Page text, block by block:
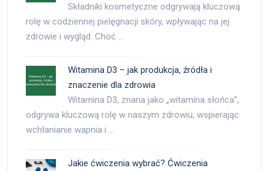
Składniki kosmetyczne odgrywają kluczową
rolę w codziennej pielęgnacji skóry, wpływając na jej
zdrowie i wygląd. Choć …
Witamina D3 – jak produkcja, źródła i
znaczenie dla zdrowia
Witamina D3, znana jako „witamina słońca”,
odgrywa kluczową rolę w naszym zdrowiu, wspierając
wchłanianie wapnia i …
Jakie ćwiczenia wybrać? Ćwiczenia